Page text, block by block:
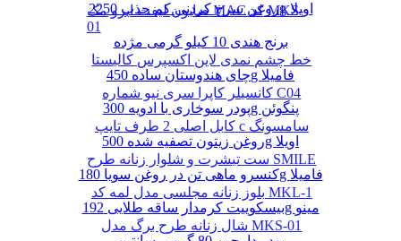
صابون لیفت ابرو مک MAC کد MKS-
01
خط چشم نمدی لاین اکسپرس کالیستا
کانسیلر کاپرا سری نیو شماره C04
کابل اصلی 2 طرف تایپ c سامسونگ
ست تیشرت و شلوار زنانه طرح SMILE
بلوز زنانه مجلسی مدل لمه کد MKL-1
شال زنانه طرح برگ مدل MKS-01
روغن سرخ کردنی کم جذب 2250g اویلا
برنج هندی 10 کیلو گرمی مژده
چای هندوستان ساده 450g فامیلا
پودر سوخاری با ادویه 300g پنگوئن
روغن زیتون تصفیه شده 500g اویلا
کنسرو ماهی تن در روغن سویا 180g فامیلا
بیسکوییت کرمدار ساقه طلایی 192g مینو